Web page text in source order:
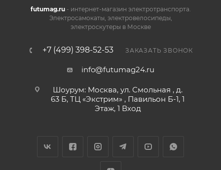
futumag.ru- интернет-магазин электротранспорта.
Электросамокаты, электровелосипеды,
электроскутеры в Москве
+7 (499) 398-52-53 ЗАКАЗАТЬ ЗВОНОК
info@futumag24.ru
Шоурум: Москва, ул. Смольная , д.
63 Б, ТЦ «Экстрим» , Павильон Б-1, 1
Этаж, 1 Вход